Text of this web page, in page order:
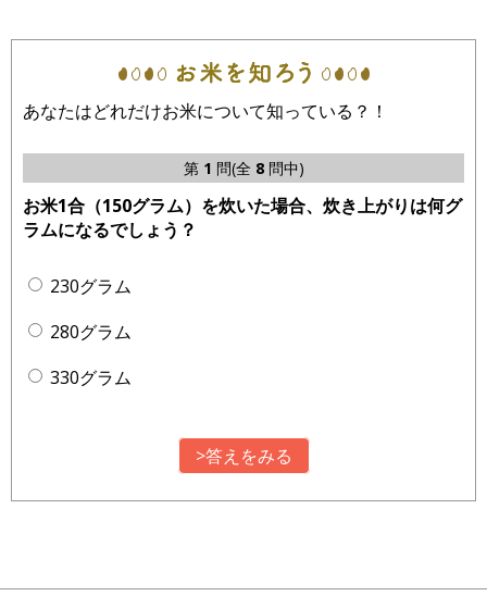
あなたはどれだけお米について知っている？！
第 1 問(全 8問中)
お米1合（150グラム）を炊いた場合、炊き上がりは何グ
ラムになるでしょう？
230グラム
280グラム
330グラム
>答えをみる